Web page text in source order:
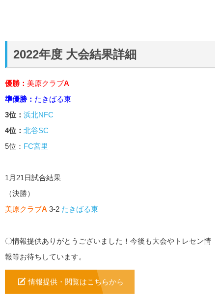
2022年度 大会結果詳細
優勝： 美原クラブA
準優勝： たきばる東
3位： 浜北NFC
4位： 北谷SC
5位： FC宮里
1月21日試合結果
（決勝）
美原クラブA 3-2 たきばる東
〇情報提供ありがとうございました！今後も大会やトレセン情
報等お待ちしています。
情報提供・閲覧はこちらから